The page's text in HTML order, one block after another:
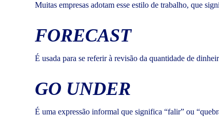
Muitas empresas adotam esse estilo de trabalho, que
FORECAST
É usada para se referir à revisão da quantidade de
GO UNDER
É uma expressão informal que significa “falir” ou